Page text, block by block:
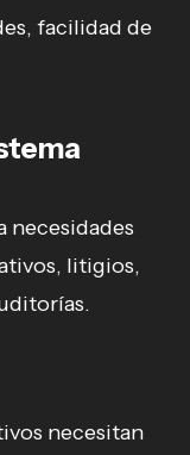
facilidad de
necesidades
litigios,
necesitan